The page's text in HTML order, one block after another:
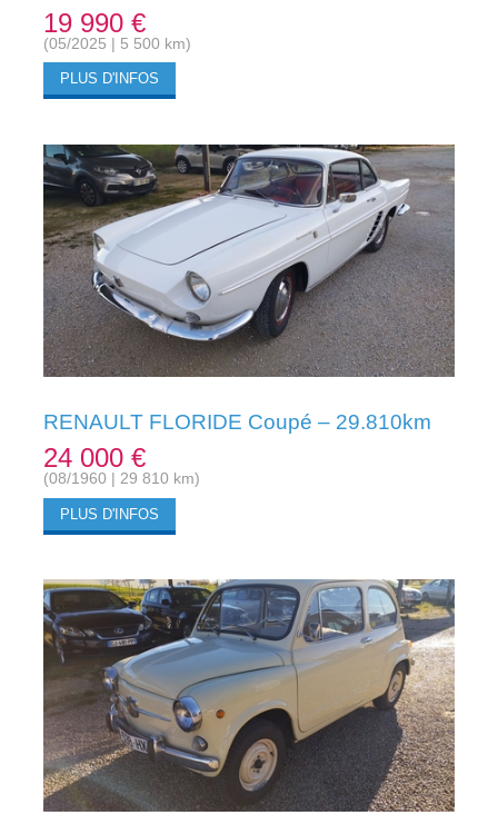
19 990 €
(05/2025 | 5 500 km)
PLUS D'INFOS
RENAULT FLORIDE Coupé – 29.810km
24 000 €
(08/1960 | 29 810 km)
PLUS D'INFOS